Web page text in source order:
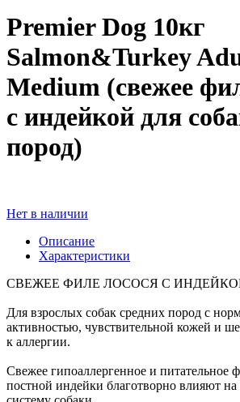
Premier Dog 10кг
Salmon&Turkey
Medium (свежее
с индейкой для
пород)
Нет в наличии
Описание
Характеристики
СВЕЖЕЕ ФИЛЕ ЛОСОСЯ С
Для взрослых собак средних пород с
активностью, чувствительной кожей и
к аллергии.
Свежее гипоаллергенное и питательное
постной индейки благотворно влияют